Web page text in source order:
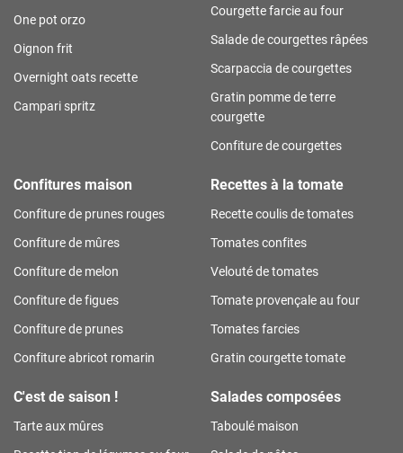
One pot orzo
Oignon frit
Overnight oats recette
Campari spritz
Courgette farcie au four
Salade de courgettes râpées
Scarpaccia de courgettes
Gratin pomme de terre
courgette
Confiture de courgettes
Confitures maison
Confiture de prunes rouges
Confiture de mûres
Confiture de melon
Confiture de figues
Confiture de prunes
Confiture abricot romarin
Recettes à la tomate
Recette coulis de tomates
Tomates confites
Velouté de tomates
Tomate provençale au four
Tomates farcies
Gratin courgette tomate
C'est de saison !
Tarte aux mûres
Salades composées
Taboulé maison